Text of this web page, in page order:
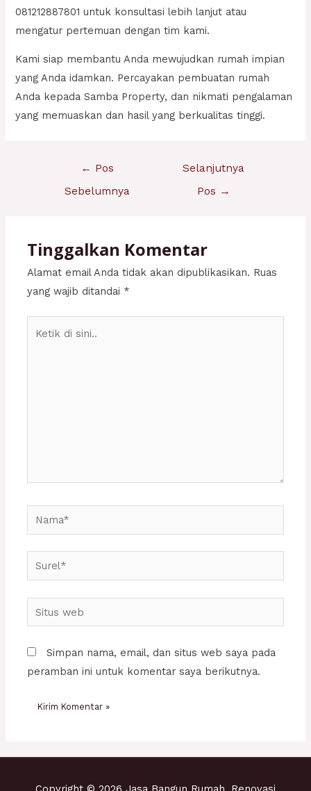
081212887801 untuk konsultasi lebih lanjut atau
mengatur pertemuan dengan tim kami.
Kami siap membantu Anda mewujudkan rumah impian
yang Anda idamkan. Percayakan pembuatan rumah
Anda kepada Samba Property, dan nikmati pengalaman
yang memuaskan dan hasil yang berkualitas tinggi.
← Pos
Sebelumnya
Selanjutnya
Pos →
Tinggalkan Komentar
Alamat email Anda tidak akan dipublikasikan. Ruas
yang wajib ditandai *
Nama*
Surel*
Situs
web
Simpan nama, email, dan situs web saya pada
peramban ini untuk komentar saya berikutnya.